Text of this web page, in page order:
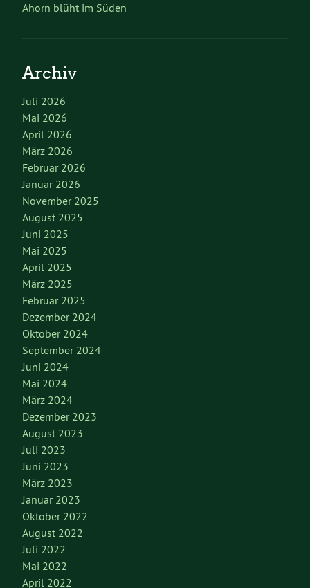
Ahorn blüht im Süden
Archiv
Juli 2026
Mai 2026
April 2026
März 2026
Februar 2026
Januar 2026
November 2025
August 2025
Juni 2025
Mai 2025
April 2025
März 2025
Februar 2025
Dezember 2024
Oktober 2024
September 2024
Juni 2024
Mai 2024
März 2024
Dezember 2023
August 2023
Juli 2023
Juni 2023
März 2023
Januar 2023
Oktober 2022
August 2022
Juli 2022
Mai 2022
April 2022